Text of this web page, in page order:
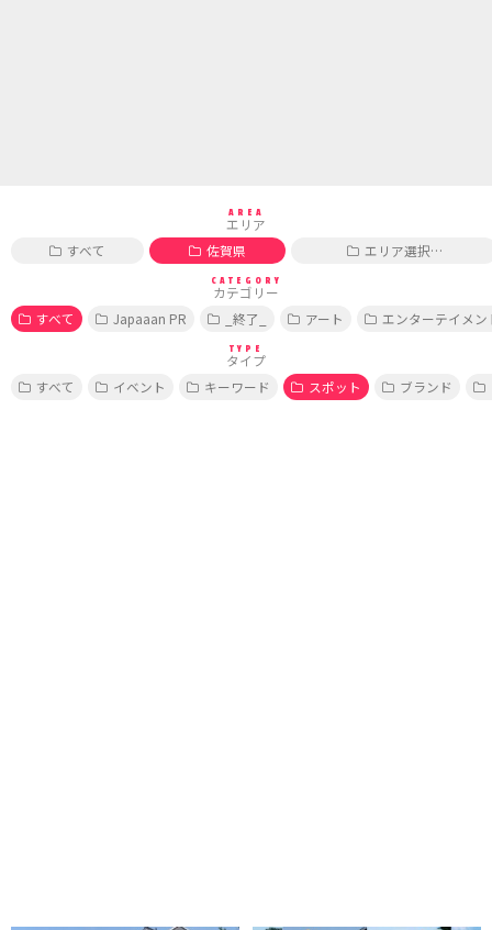
AREA
エリア
すべて
佐賀県 エリア選択…
CATEGORY
カテゴリー
すべて
Japaaan PR _終了_ アート エンターテイメン
TYPE
タイプ
すべて
イベント キーワード スポット ブランド